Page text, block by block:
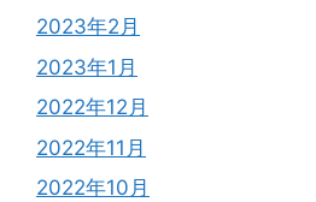
2023年2月
2023年1月
2022年12月
2022年11月
2022年10月